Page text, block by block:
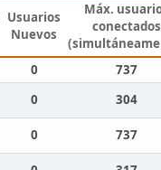
Usuarios
Nuevos
Máx.
conectados
0
737
0
304
0
737